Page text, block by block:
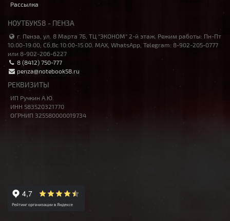
Рассылка
НОУТБУК58 - ПЕНЗА
г. Пенза, ул. 8 Марта 7Б, ТЦ "ЭКОНОМ" 2-й этаж. Режим работы: Пн-Пт
10:00-19:00, Сб,Вс 10:00-15:00. MAX, WhatsApp, Telegram: 8-902-205-0777
или 8-902-206-6227
8 (8412) 750-777
penza@notebook58.ru
РЕКВИЗИТЫ
ИП Ручкин А.Ю.
ИНН 583520321770
ОГРНИП 325580000019734